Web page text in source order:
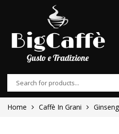
Home Caffè In Grani